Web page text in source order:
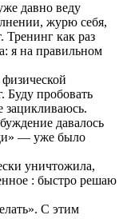
давно веду
журю себя,
Тренинг как раз
я на правильном
Буду пробовать
зацикливаюсь.
давалось
— уже было
уничтожила,
: быстро решаю
С этим